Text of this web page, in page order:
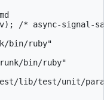
/* async-signal-
bin/ruby"
bin/ruby"
test/lib/test/unit/